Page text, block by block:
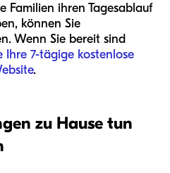
Familien ihren Tagesablauf
können Sie
Wenn Sie bereit sind
Ihre 7-tägige kostenlose
.
zu Hause tun